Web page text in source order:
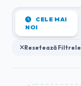
CELE MAI
NOI
Resetează Filtrele